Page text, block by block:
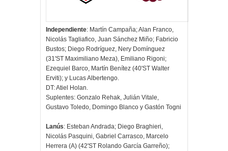
Independiente: Martín Campaña; Alan Franco,
Nicolás Tagliafico, Juan Sánchez Miño; Fabricio
Bustos; Diego Rodríguez, Nery Domínguez
(31'ST Maximiliano Meza), Emiliano Rigoni;
Ezequiel Barco, Martín Benítez (40'ST Walter
Erviti); y Lucas Albertengo.
DT: Atiel Holan.
Suplentes: Gonzalo Rehak, Julián Vitale,
Gustavo Toledo, Domingo Blanco y Gastón Togni
Lanús: Esteban Andrada; Diego Braghieri,
Nicolás Pasquini, Gabriel Carrasco, Marcelo
Herrera (A) (42'ST Rolando García Garreño);